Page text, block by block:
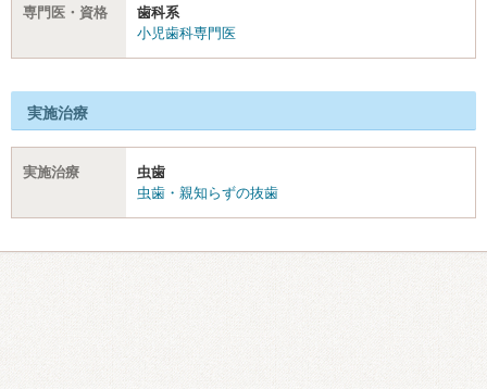
専門医・資格
歯科系
小児歯科専門医
実施治療
実施治療
虫歯
虫歯・親知らずの抜歯